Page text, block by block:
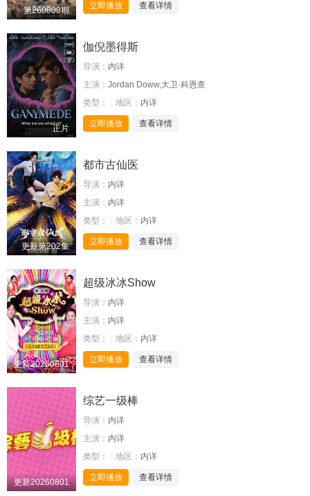
第260808期 立即播放 查看详情
正片
伽倪墨得斯
导演： 内详
主演： Jordan Doww,大卫·科恩查
类型：
地区： 内详
立即播放 查看详情
更新第202集
都市古仙医
导演： 内详
主演： 内详
类型：
地区： 内详
立即播放 查看详情
更新20260801
超级冰冰Show
导演： 内详
主演： 内详
类型：
地区： 内详
立即播放 查看详情
更新20260801
综艺一级棒
导演： 内详
主演： 内详
类型：
地区： 内详
立即播放 查看详情